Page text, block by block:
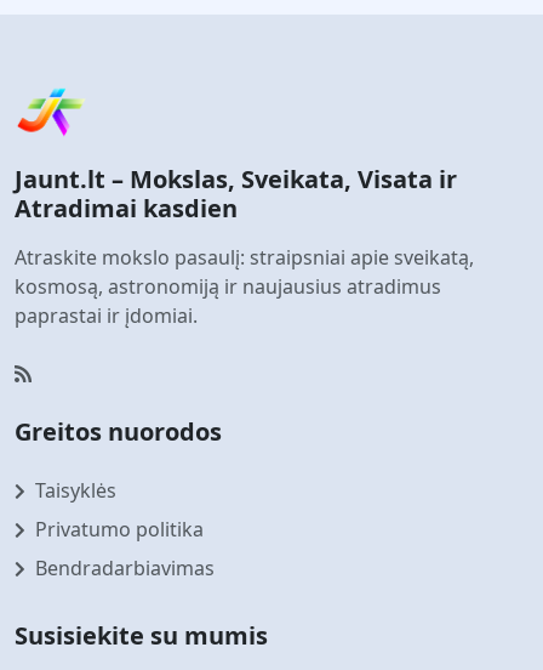
Jaunt.lt – Mokslas, Sveikata, Visata ir
Atradimai kasdien
Atraskite mokslo pasaulį: straipsniai apie sveikatą,
kosmosą, astronomiją ir naujausius atradimus
paprastai ir įdomiai.
Greitos nuorodos
Taisyklės
Privatumo politika
Bendradarbiavimas
Susisiekite su mumis